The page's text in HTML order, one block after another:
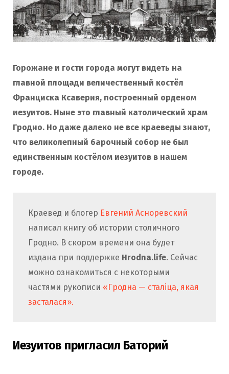
Горожане и гости города могут видеть на
главной площади величественный костёл
Франциска Ксаверия, построенный орденом
иезуитов. Ныне это главный католический храм
Гродно. Но даже далеко не все краеведы знают,
что великолепный барочный собор не был
единственным костёлом иезуитов в нашем
городе.
Краевед и блогер Евгений Асноревский
написал книгу об истории столичного
Гродно. В скором времени она будет
издана при поддержке Hrodna.life. Сейчас
можно ознакомиться с некоторыми
частями рукописи «Гродна — сталіца, якая
засталася».
Иезуитов пригласил Баторий